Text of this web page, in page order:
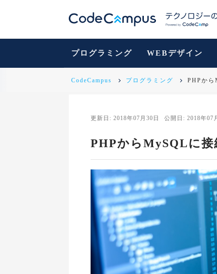
プログラミング WEBデザイン
CodeCampus プログラミング PHPから
更新日: 2018年07月30日 公開日: 2018年07
PHPからMySQLに